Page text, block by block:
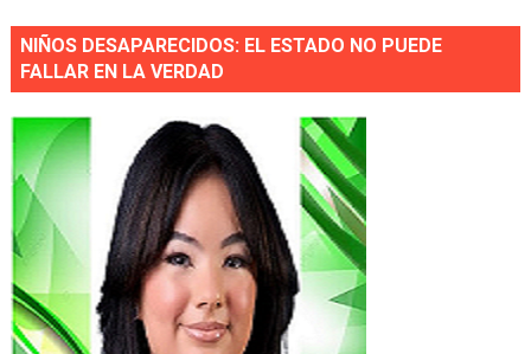
NIÑOS DESAPARECIDOS: EL ESTADO NO PUEDE
FALLAR EN LA VERDAD